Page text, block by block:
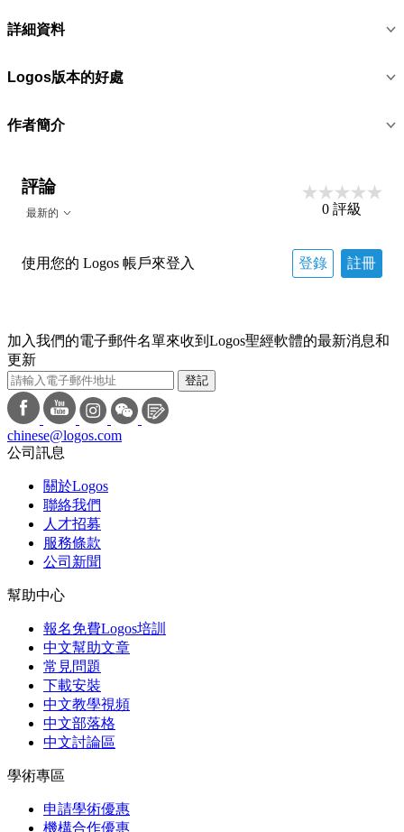
詳細資料
Logos版本的好處
作者簡介
評論
最新的 0 評級
使用您的 Logos 帳戶來登入 登錄 註冊
加入我們的電子郵件名單來收到Logos聖經軟體的最新消息和
更新
登記
chinese@logos.com
公司訊息
關於Logos
聯絡我們
人才招募
服務條款
公司新聞
幫助中心
報名免費Logos培訓
中文幫助文章
常見問題
下載安裝
中文教學視頻
中文部落格
中文討論區
學術專區
申請學術優惠
機構合作優惠